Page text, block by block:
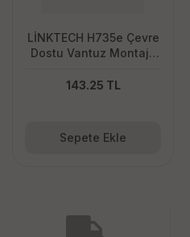
LİNKTECH H735e Çevre
Dostu Vantuz Montajlı
Tutacağı
143.25 TL
Sepete Ekle